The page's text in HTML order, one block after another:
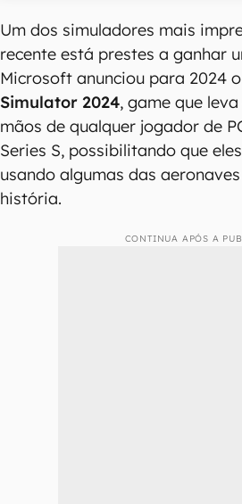
Um dos simuladores mais
recente está prestes a ganhar
Microsoft anunciou para 2024
Simulator 2024, game que
mãos de qualquer jogador de
Series S, possibilitando que
usando algumas das
história.
CONTINUA APÓS A